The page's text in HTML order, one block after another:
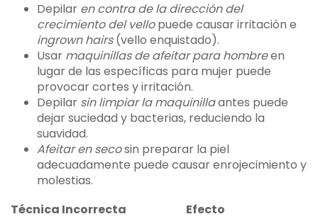
Depilar en contra de la dirección del
crecimiento del vellopuede causar irritación e
ingrown hairs(vello enquistado).
Usar maquinillas de afeitar para hombreen
lugar de las específicas para mujer puede
provocar cortes y irritación.
Depilar sin limpiar la maquinillaantes puede
dejar suciedad y bacterias, reduciendo la
suavidad.
Afeitar en secosin preparar la piel
adecuadamente puede causar enrojecimiento y
molestias.
Técnica Incorrecta
Efecto